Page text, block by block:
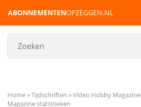
ABONNEMENTENOPZEGGEN.NL
Home Tijdschriften Video Hobby Magazine
Magazine statistieken